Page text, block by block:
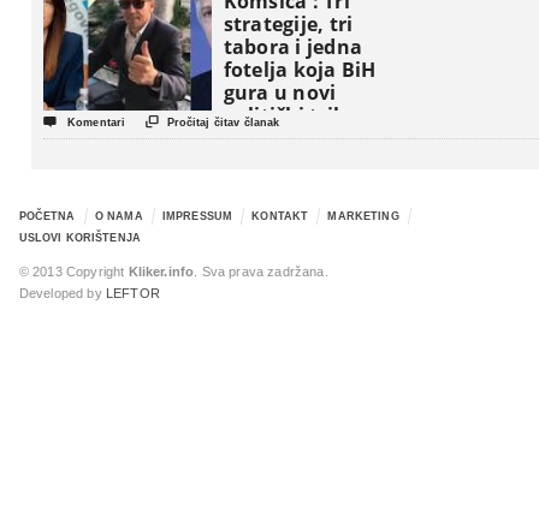
strategije, tri
tabora i jedna
fotelja koja BiH
gura u novi
politički triler
 Komentari  Pročitaj čitav članak
POČETNA O NAMA IMPRESSUM KONTAKT
MARKETING
USLOVI KORIŠTENJA
© 2013 Copyright Kliker.info . Sva prava zadržana.
Developed by
LEFTOR